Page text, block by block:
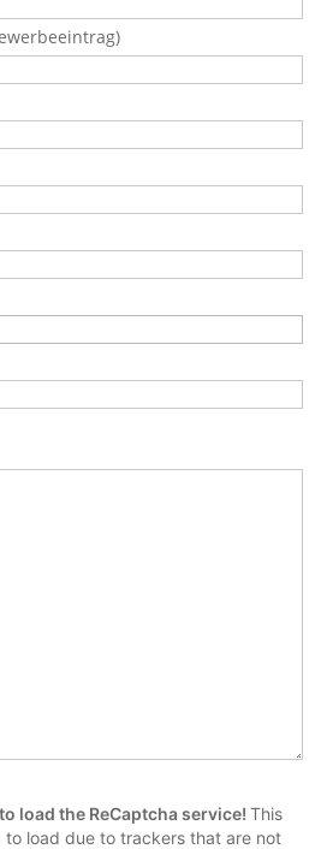
load the ReCaptcha service! This
load due to trackers that are not